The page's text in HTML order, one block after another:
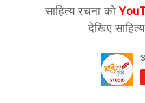
साहित्य रचना को
देखिए